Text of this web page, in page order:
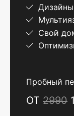
Свой
Пробный
ОТ 2990